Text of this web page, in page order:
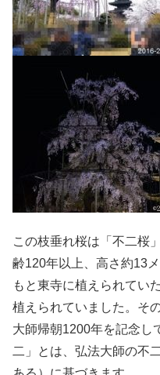
この枝垂れ桜は「不二桜
齢120年以上、高さ約13
もと東寺に植えられてい
植えられていました。そ
大師帰朝1200年を記念し
二」とは、弘法大師の不